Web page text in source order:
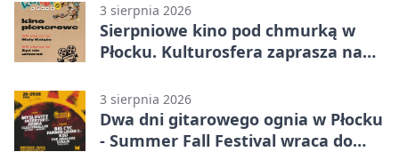
3 sierpnia 2026
Sierpniowe kino pod chmurką w
Płocku. Kulturosfera zaprasza na
3 sierpnia 2026
Dwa dni gitarowego ognia w Płocku
- Summer Fall Festival wraca do